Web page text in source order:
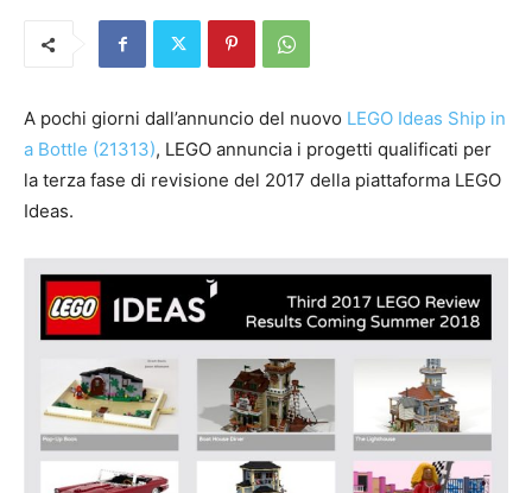
A pochi giorni dall’annuncio del nuovo LEGO Ideas Ship in
a Bottle (21313), LEGO annuncia i progetti qualificati per
la terza fase di revisione del 2017 della piattaforma LEGO
Ideas.